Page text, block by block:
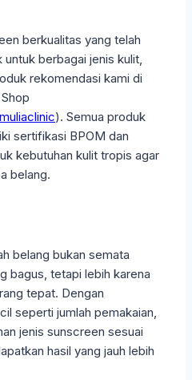
berkualitas yang telah
berbagai jenis kulit,
rekomendasi kami di
). Semua produk
sertifikasi BPOM dan
kebutuhan kulit tropis agar
belang.
belang bukan semata
bagus, tetapi lebih karena
tepat. Dengan
seperti jumlah pemakaian,
jenis sunscreen sesuai
hasil yang jauh lebih